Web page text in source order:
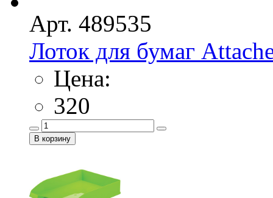
Арт. 489535
Лоток для бумаг
Цена:
320